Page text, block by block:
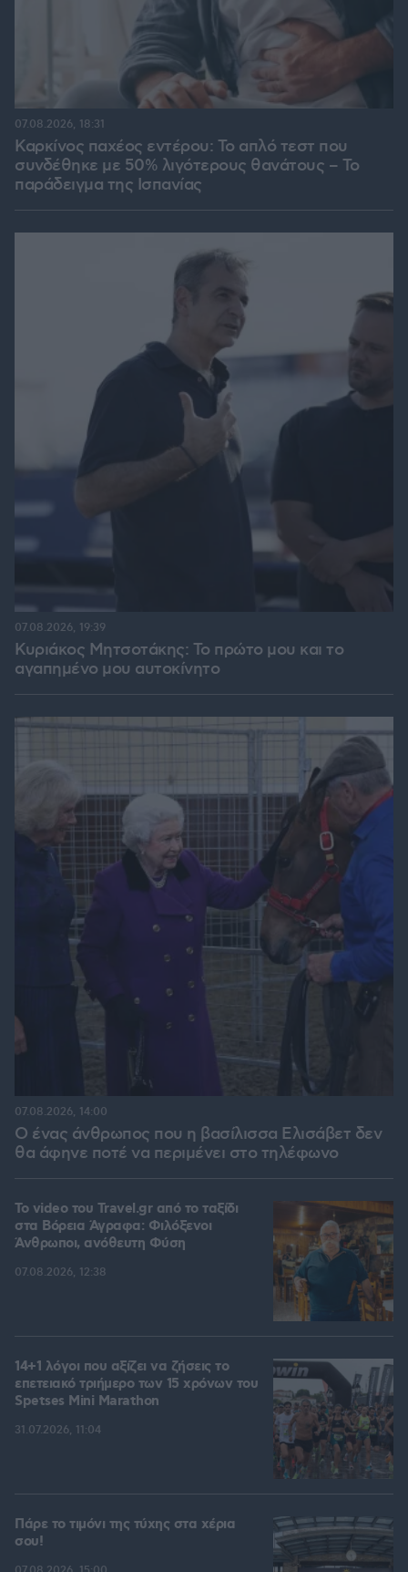
Καρκίνος παχέος εντέρου: Το απλό τεστ που
συνδέθηκε με 50% λιγότερους θανάτους – Το
παράδειγμα της Ισπανίας
07.08.2026, 18:31
Κυριάκος Μητσοτάκης: Το πρώτο μου και το
αγαπημένο μου αυτοκίνητο
07.08.2026, 19:39
Ο ένας άνθρωπος που η βασίλισσα Ελισάβετ δεν
θα άφηνε ποτέ να περιμένει στο τηλέφωνο
07.08.2026, 14:00
To video του Travel.gr από το ταξίδι
στα Βόρεια Άγραφα: Φιλόξενοι
Άνθρωποι, ανόθευτη Φύση
07.08.2026, 12:38
14+1 λόγοι που αξίζει να ζήσεις το
επετειακό τριήμερο των 15 χρόνων του
Spetses Mini Marathon
31.07.2026, 11:04
Πάρε το τιμόνι της τύχης στα χέρια
σου!